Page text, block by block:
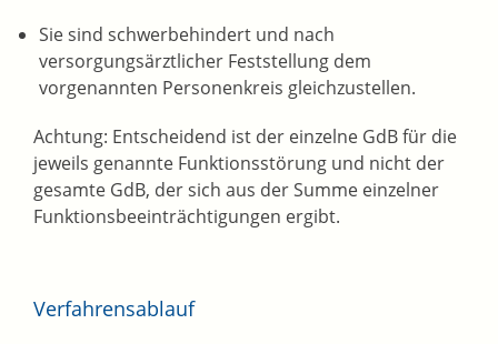
Sie sind schwerbehindert und nach
versorgungsärztlicher Feststellung dem
vorgenannten Personenkreis gleichzustellen.
Achtung: Entscheidend ist der einzelne GdB für die
jeweils genannte Funktionsstörung und nicht der
gesamte GdB, der sich aus der Summe einzelner
Funktionsbeeinträchtigungen ergibt.
Verfahrensablauf